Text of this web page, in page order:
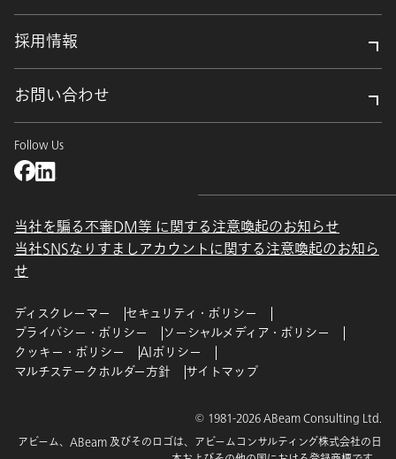
採用情報
お問い合わせ
Follow Us
当社を騙る不審DM等 に関する注意喚起のお知らせ
当社SNSなりすましアカウントに関する注意喚起のお知ら
せ
ディスクレーマー
セキュリティ・ポリシー
プライバシー・ポリシー
ソーシャルメディア・ポリシー
クッキー・ポリシー
AIポリシー
マルチステークホルダー方針
サイトマップ
© 1981-2026 ABeam Consulting Ltd.
アビーム、ABeam 及びそのロゴは、アビームコンサルティング株式会社の日